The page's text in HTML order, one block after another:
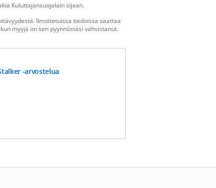
Kuluttajansuojalain sijaan.
Ilmoitetuissa tiedoissa saattaa
myyjä on sen pyynnöstäsi vahvistanut.
-arvostelua